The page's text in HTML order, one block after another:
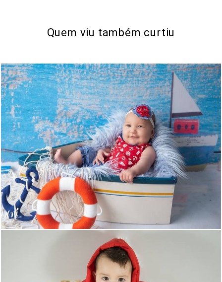
Quem viu também curtiu
497 0